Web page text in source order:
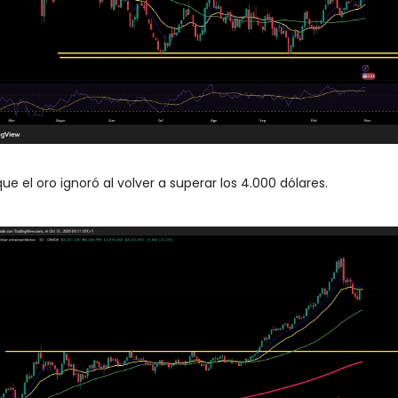
el oro ignoró al volver a superar los 4.000 dólares.